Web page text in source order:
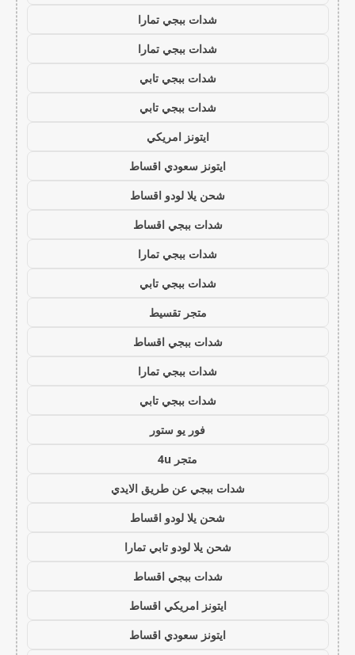
شدات ببجي تمارا
شدات ببجي تمارا
شدات ببجي تابي
شدات ببجي تابي
ايتونز امريكي
ايتونز سعودي اقساط
شحن يلا لودو اقساط
شدات ببجي اقساط
شدات ببجي تمارا
شدات ببجي تابي
متجر تقسيط
شدات ببجي اقساط
شدات ببجي تمارا
شدات ببجي تابي
فور يو ستور
متجر 4u
شدات ببجي عن طريق الايدي
شحن يلا لودو اقساط
شحن يلا لودو تابي تمارا
شدات ببجي اقساط
ايتونز امريكي اقساط
ايتونز سعودي اقساط